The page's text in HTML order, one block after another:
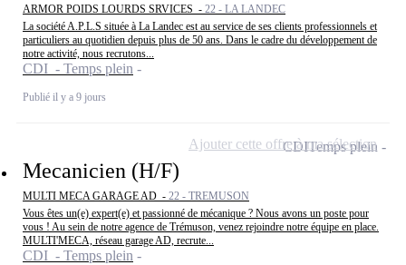
ARMOR POIDS LOURDS SRVICES - 22 - LA LANDEC
La société A.P.L.S située à La Landec est au service de ses clients professionnels et
particuliers au quotidien depuis plus de 50 ans. Dans le cadre du développement de
notre activité, nous recrutons...
CDI - Temps plein
Publié il y a 9 jours
Mecanicien (H/F)
MULTI MECA GARAGE AD - 22 - TREMUSON
Vous êtes un(e) expert(e) et passionné de mécanique ? Nous avons un poste pour
vous ! Au sein de notre agence de Trémuson, venez rejoindre notre équipe en place.
MULTI'MECA, réseau garage AD, recrute...
CDI - Temps plein
CDITemps plein
Ajouter cette offre à ma sélection